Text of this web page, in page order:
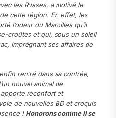
les Russes, a motivé le
cette région. En effet, les
l’odeur du Maroilles qu’il
croûtes et qui, sous un soleil
imprégnant ses affaires de
rentré dans sa contrée,
nouvel animal de
réconfort et
de nouvelles BD et croquis
! Honorons comme il se